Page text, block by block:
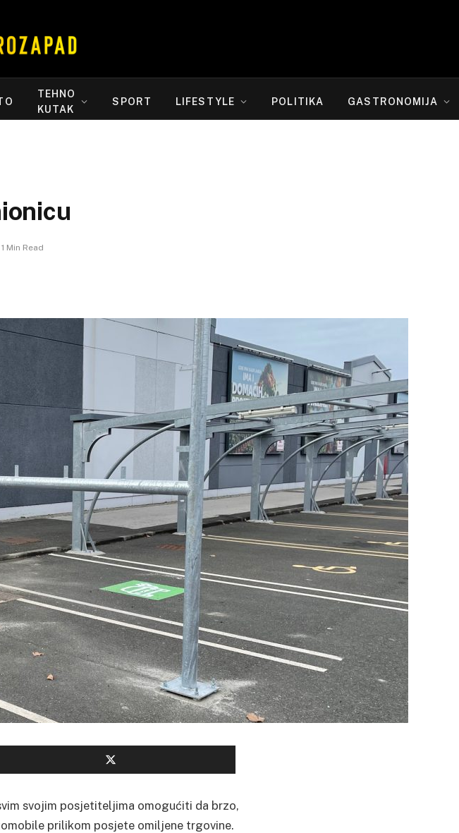
TEHNO
KUTAK
SPORT LIFESTYLE POLITIKA GASTRONOMIJA
1 Min Read
svojim posjetiteljima omogućiti da brzo,
prilikom posjete omiljene trgovine.